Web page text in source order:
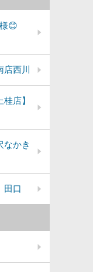
😊
西川
店】
なかき
田口